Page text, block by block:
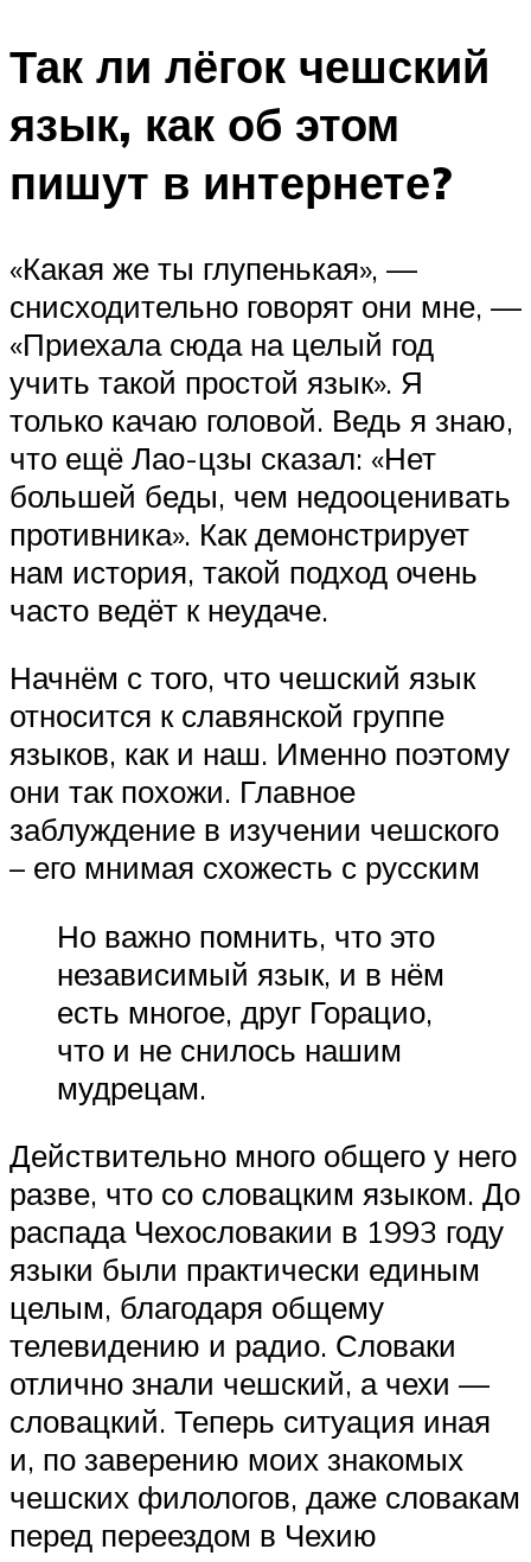
Так ли лёгок чешский
язык, как об этом
пишут в интернете?
«Какая же ты глупенькая», —
снисходительно говорят они мне, —
«Приехала сюда на целый год
учить такой простой язык». Я
только качаю головой. Ведь я знаю,
что ещё Лао-цзы сказал: «Нет
большей беды, чем недооценивать
противника». Как демонстрирует
нам история, такой подход очень
часто ведёт к неудаче.
Начнём с того, что чешский язык
относится к славянской группе
языков, как и наш. Именно поэтому
они так похожи. Главное
заблуждение в изучении чешского
– его мнимая схожесть с русским
Но важно помнить, что это
независимый язык, и в нём
есть многое, друг Горацио,
что и не снилось нашим
мудрецам.
Действительно много общего у него
разве, что со словацким языком. До
распада Чехословакии в 1993 году
языки были практически единым
целым, благодаря общему
телевидению и радио. Словаки
отлично знали чешский, а чехи —
словацкий. Теперь ситуация иная
и, по заверению моих знакомых
чешских филологов, даже словакам
перед переездом в Чехию